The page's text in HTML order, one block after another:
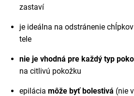
zastaví
je ideálna na odstránenie
tele
nie je vhodná pre každý typ
na citlivú pokožku
epilácia môže byť bolestivá (nie